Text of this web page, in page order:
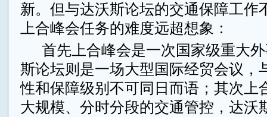
新。但与达沃斯论坛的交通保障工作
上合峰会任务的难度远超想象：
首先上合峰会是一次国家级重大
斯论坛则是一场大型国际经贸会议，
性和保障级别不可同日而语；其次上
大规模、分时分段的交通管控，达沃